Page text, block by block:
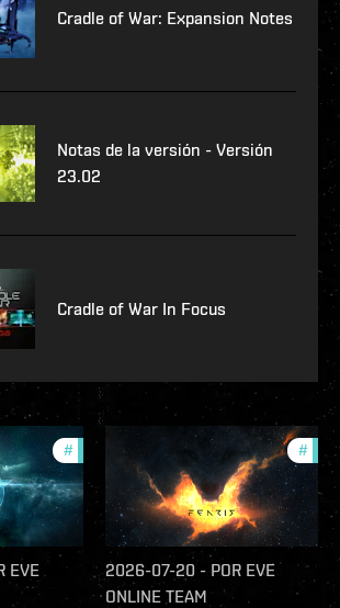
Cradle of War: Expansion Notes
Notas de la versión - Versión
23.02
Cradle of War In Focus
# community
EVE
#
2026-07-20 - POR EVE
ONLINE TEAM